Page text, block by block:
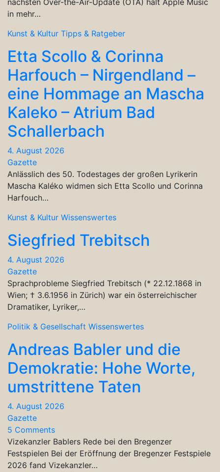
in mehr…
Kunst & Kultur Tipps & Ratgeber
Etta Scollo & Corinna
Harfouch – Nirgendland –
eine Hommage an Mascha
Kaleko – Atrium Bad
Schallerbach
4. August 2026
Gazette
Anlässlich des 50. Todestages der großen Lyrikerin
Mascha Kaléko widmen sich Etta Scollo und Corinna
Harfouch…
Kunst & Kultur Wissenswertes
Siegfried Trebitsch
4. August 2026
Gazette
Sprachprobleme Siegfried Trebitsch (* 22.12.1868 in
Wien; † 3.6.1956 in Zürich) war ein österreichischer
Dramatiker, Lyriker,…
Politik & Gesellschaft Wissenswertes
Andreas Babler und die
Demokratie: Hohe Worte,
umstrittene Taten
4. August 2026
Gazette
5 Comments
Vizekanzler Bablers Rede bei den Bregenzer
Festspielen Bei der Eröffnung der Bregenzer Festspiele
2026 fand Vizekanzler…